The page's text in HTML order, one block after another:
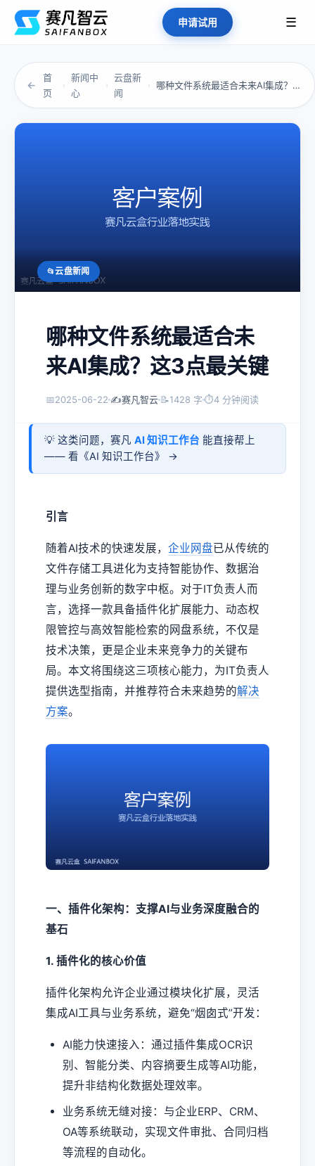
申请试用 ☰
←
首
页
›
新闻中
心
›
云盘新
闻
› 哪种文件系统最适合未来AI集成？这3点最关键
云盘新闻
哪种文件系统最适合未
来AI集成？这3点最关键
📅2025-06-22 ✍️赛凡智云 📝1428 字 ⏱4 分钟阅读
💡 这类问题，赛凡 AI 知识工作台 能直接帮上
—— 看《AI 知识工作台》 →
引言
随着AI技术的快速发展， 企业网盘已从传统的
文件存储工具进化为支持智能协作、数据治
理与业务创新的数字中枢。对于IT负责人而
言，选择一款具备插件化扩展能力、动态权
限管控与高效智能检索的网盘系统，不仅是
技术决策，更是企业未来竞争力的关键布
局。本文将围绕这三项核心能力，为IT负责人
提供选型指南，并推荐符合未来趋势的解决
方案。
一、插件化架构：支撑AI与业务深度融合的
基石
1. 插件化的核心价值
插件化架构允许企业通过模块化扩展，灵活
集成AI工具与业务系统，避免“烟囱式”开发：
AI能力快速接入：通过插件集成OCR识
别、智能分类、内容摘要生成等AI功能，
提升非结构化数据处理效率。
业务系统无缝对接：与企业ERP、CRM、
OA等系统联动，实现文件审批、合同归档
等流程的自动化。